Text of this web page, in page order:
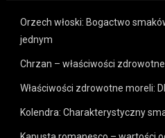
Orzech włoski: Bogactwo
jednym
Chrzan – właściwości
Właściwości zdrowotne moreli:
Kolendra: Charakterystyczny